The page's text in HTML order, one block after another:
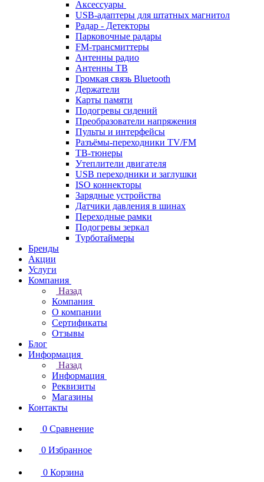
Аксессуары
USB-адаптеры для штатных магнитол
Радар - Детекторы
Парковочные радары
FM-трансмиттеры
Антенны радио
Антенны ТВ
Громкая связь Bluetooth
Держатели
Карты памяти
Подогревы сидений
Преобразователи напряжения
Пульты и интерфейсы
Разъёмы-переходники TV/FM
ТВ-тюнеры
Утеплители двигателя
USB переходники и заглушки
ISO коннекторы
Зарядные устройства
Датчики давления в шинах
Переходные рамки
Подогревы зеркал
Турботаймеры
Бренды
Акции
Услуги
Компания
Назад
Компания
О компании
Сертификаты
Отзывы
Блог
Информация
Назад
Информация
Реквизиты
Магазины
Контакты
0 Сравнение
0 Избранное
0 Корзина